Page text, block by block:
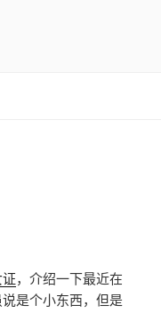
，介绍一下最近在
是个小东西，但是